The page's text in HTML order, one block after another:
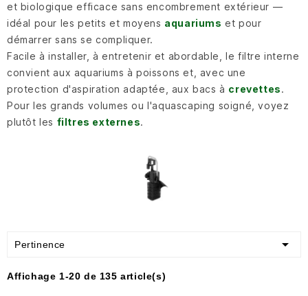
et biologique efficace sans encombrement extérieur —
idéal pour les petits et moyens aquariums et pour
démarrer sans se compliquer.
Facile à installer, à entretenir et abordable, le filtre interne
convient aux aquariums à poissons et, avec une
protection d'aspiration adaptée, aux bacs à crevettes.
Pour les grands volumes ou l'aquascaping soigné, voyez
plutôt les filtres externes.
Pertinence 
Affichage 1-20 de 135 article(s)